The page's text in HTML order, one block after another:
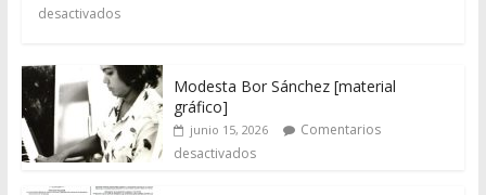
desactivados
Modesta Bor Sánchez [material
gráfico]
junio 15, 2026
Comentarios
desactivados